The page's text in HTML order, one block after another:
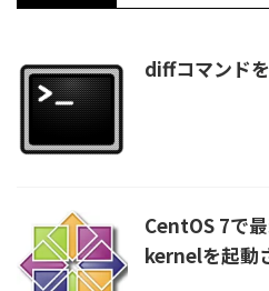
diffコマンド
CentOS 7で
kernelを起動